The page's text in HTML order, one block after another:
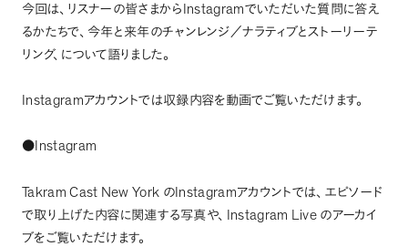
今回は、 リスナーの皆さまから Instagramでいただいた質問に答え
るかたちで、 今年と来年のチャンレンジ／ナラティブとストーリーテ
リング、 について語りました。
Instagramアカウントでは収録内容を動画でご覧いただけます。
● Instagram
Takram Cast New York の Instagramアカウントでは、 エピソード
で取り上げた内容に関連する写真や、 Instagram Live のアーカイ
ブをご覧いただけます。